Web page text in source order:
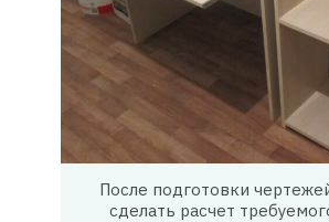
После подготовки
сделать расчет